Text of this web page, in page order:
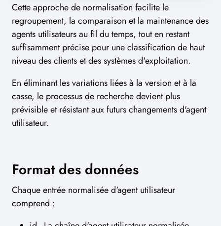
Cette approche de normalisation facilite le
regroupement, la comparaison et la maintenance des
agents utilisateurs au fil du temps, tout en restant
suffisamment précise pour une classification de haut
niveau des clients et des systèmes d'exploitation.
En éliminant les variations liées à la version et à la
casse, le processus de recherche devient plus
prévisible et résistant aux futurs changements d'agent
utilisateur.
Format des données
Chaque entrée normalisée d'agent utilisateur
comprend :